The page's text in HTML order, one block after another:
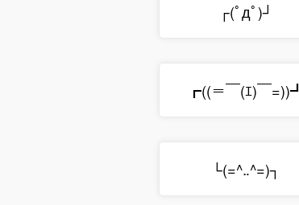
┌(ﾟдﾟ)┘
┏((＝￣(ｴ)￣=))┛
└(=^‥^=)┐